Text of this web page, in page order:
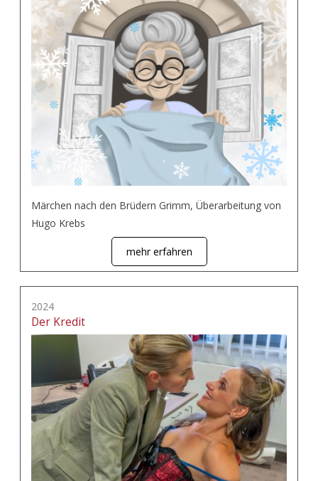
Märchen nach den Brüdern Grimm, Überarbeitung von
Hugo Krebs
mehr erfahren
2024
Der Kredit